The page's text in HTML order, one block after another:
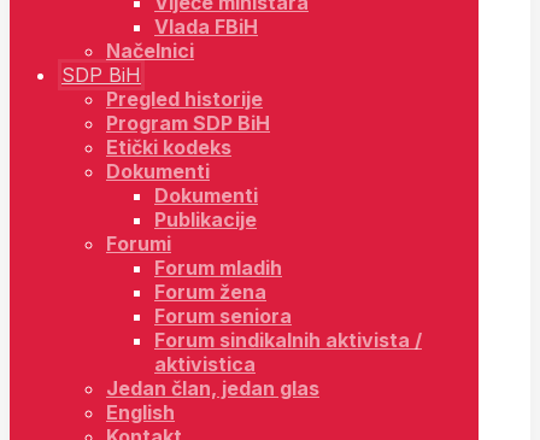
Vlada FBiH
Načelnici
SDP BiH
Pregled historije
Program SDP BiH
Etički kodeks
Dokumenti
Dokumenti
Publikacije
Forumi
Forum mladih
Forum žena
Forum seniora
Forum sindikalnih aktivista /
aktivistica
Jedan član, jedan glas
English